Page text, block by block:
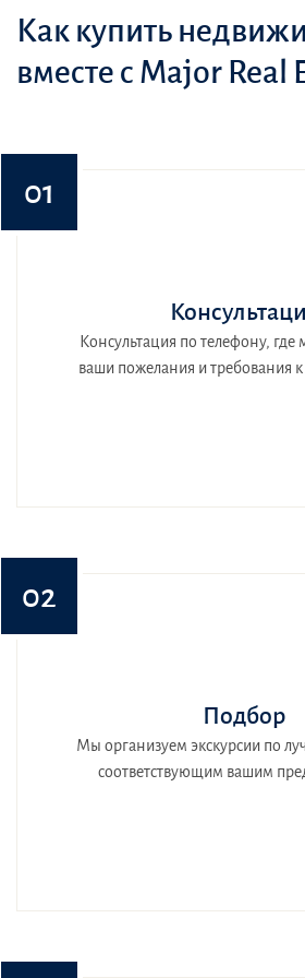
Как купить
вместе с Major Real
01
Консультация по телефону, где
ваши пожелания и требования к
02
Подбор
Мы организуем экскурсии по
соответствующим вашим